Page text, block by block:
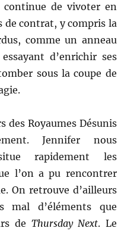
continue de vivoter en
de contrat, y compris la
comme un anneau
d’enrichir ses
sous la coupe de
des Royaumes Désunis
Jennifer nous
rapidement les
l’on a pu rencontrer
On retrouve d’ailleurs
mal d’éléments que
de Thursday Next. Le